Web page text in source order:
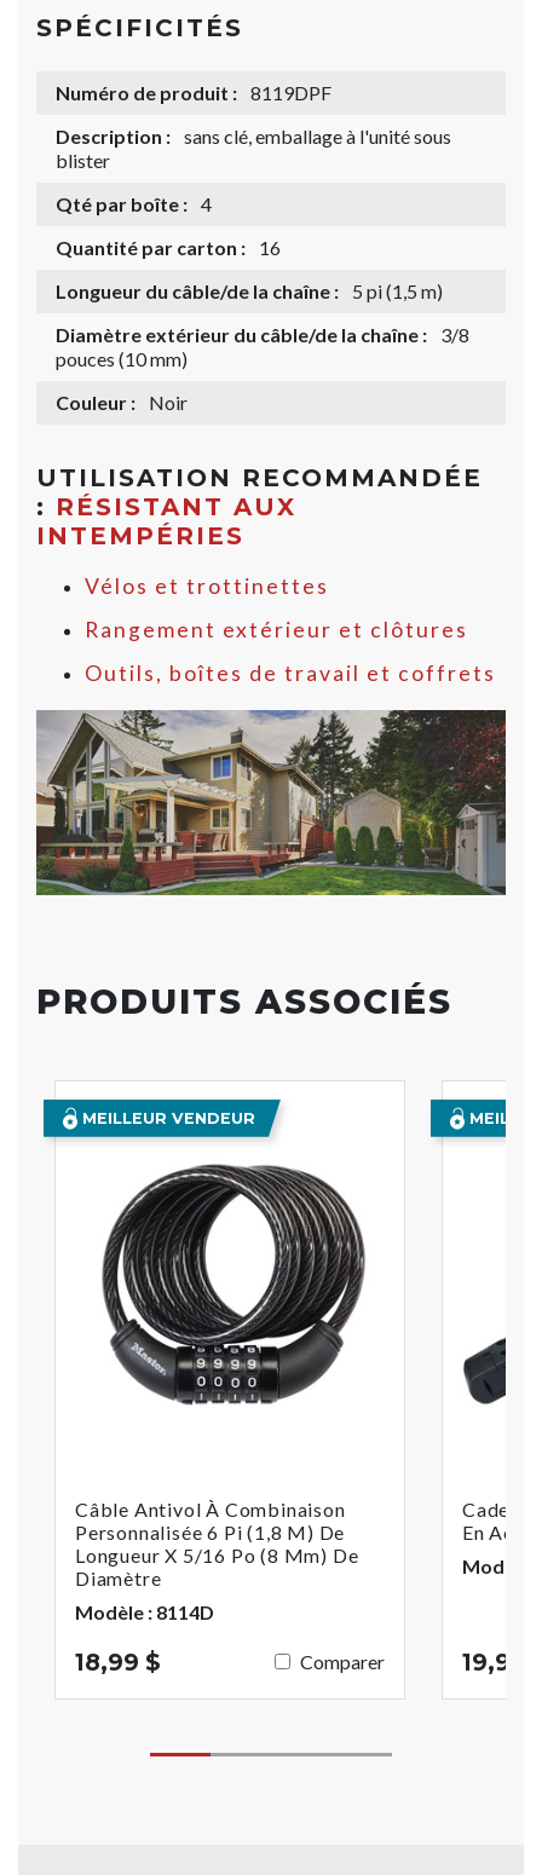
SPÉCIFICITÉS
Numéro de produit : 8119DPF
Description : sans clé, emballage à l'unité sous
blister
Qté par boîte : 4
Quantité par carton :
16
Longueur du câble/de la chaîne :
5 pi (1,5 m)
Diamètre extérieur du câble/de la chaîne :
3/8
pouces (10 mm)
Couleur :
Noir
UTILISATION RECOMMANDÉE
: RÉSISTANT AUX
INTEMPÉRIES
Vélos et trottinettes
Rangement extérieur et clôtures
Outils, boîtes de travail et coffrets
PRODUITS ASSOCIÉS
MEILLEUR VENDEUR
Câble Antivol À Combinaison
Personnalisée 6 Pi (1,8 M) De
Longueur X 5/16 Po (8 Mm) De
Diamètre
Modèle : 8114D
18,99 $ Comparer
En
Modèle
19,99